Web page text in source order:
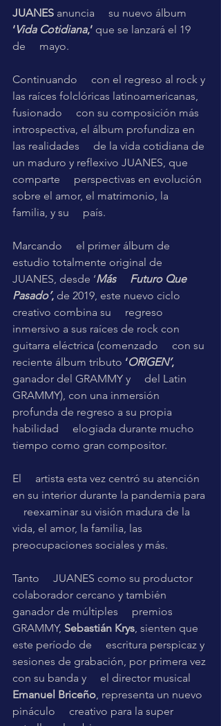
JUANES anuncia     su nuevo álbum
‘Vida Cotidiana,’ que se lanzará el 19
de     mayo.
Continuando     con el regreso al rock y
las raíces folclóricas latinoamericanas,
fusionado     con su composición más
introspectiva, el álbum profundiza en
las realidades     de la vida cotidiana de
un maduro y reflexivo JUANES, que
comparte     perspectivas en evolución
sobre el amor, el matrimonio, la
familia, y su     país.
Marcando     el primer álbum de
estudio totalmente original de
JUANES, desde ‘Más     Futuro Que
Pasado’, de 2019, este nuevo ciclo
creativo combina su     regreso
inmersivo a sus raíces de rock con
guitarra eléctrica (comenzado     con su
reciente álbum tributo ‘ORIGEN’,
ganador del GRAMMY y     del Latin
GRAMMY), con una inmersión
profunda de regreso a su propia
habilidad     elogiada durante mucho
tiempo como gran compositor.
El     artista esta vez centró su atención
en su interior durante la pandemia para
    reexaminar su visión madura de la
vida, el amor, la familia, las
preocupaciones sociales y más.
Tanto     JUANES como su productor
colaborador cercano y también
ganador de múltiples     premios
GRAMMY, Sebastián Krys , sienten que
este período de     escritura perspicaz y
sesiones de grabación, por primera vez
con su banda y     el director musical
Emanuel Briceño , representa un nuevo
pináculo     creativo para la super